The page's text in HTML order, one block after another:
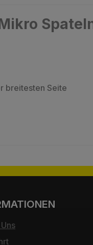
breitesten Seite